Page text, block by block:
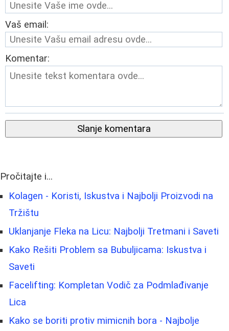
Vaš email:
Komentar:
Slanje komentara
Pročitajte i...
Kolagen - Koristi, Iskustva i Najbolji Proizvodi na
Tržištu
Uklanjanje Fleka na Licu: Najbolji Tretmani i Saveti
Kako Rešiti Problem sa Bubuljicama: Iskustva i
Saveti
Facelifting: Kompletan Vodič za Podmlađivanje
Lica
Kako se boriti protiv mimicnih bora - Najbolje